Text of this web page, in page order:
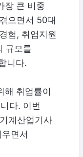
장 큰 비중
으면서 50대
험, 취업지원
규모를
니다.
해 취업률이
다. 이번
계산업기사
면서